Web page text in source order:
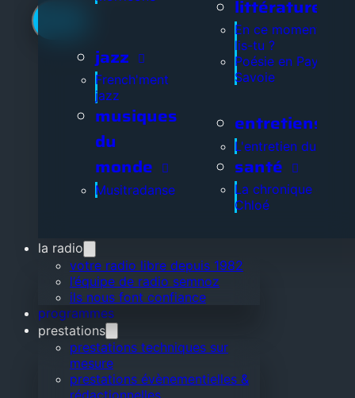
jazz
French'ment
jazz
musiques
du
monde
Musitradanse
littérature
En ce moment, que
lis-tu ?
Poésie en Pays de
Savoie
entretiens
L'entretien du jour
santé
La chronique de
Chloé
la radio
votre radio libre depuis 1982
l’équipe de radio semnoz
ils nous font confiance
programmes
prestations
prestations techniques sur
mesure
prestations évènementielles &